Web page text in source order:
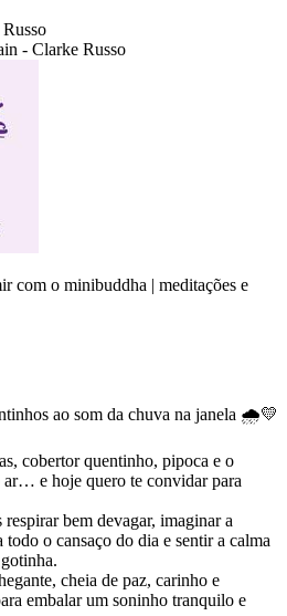
- Clarke Russo
com o minibuddha | meditações e
ao som da chuva na janela 🌧️💛
cobertor quentinho, pipoca e o
e hoje quero te convidar para
bem devagar, imaginar a
o cansaço do dia e sentir a calma
cheia de paz, carinho e
embalar um soninho tranquilo e